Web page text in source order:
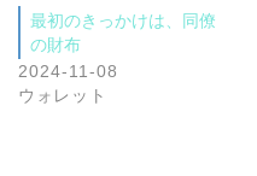
最初のきっかけは、同僚
の財布
2024-11-08
ウォレット